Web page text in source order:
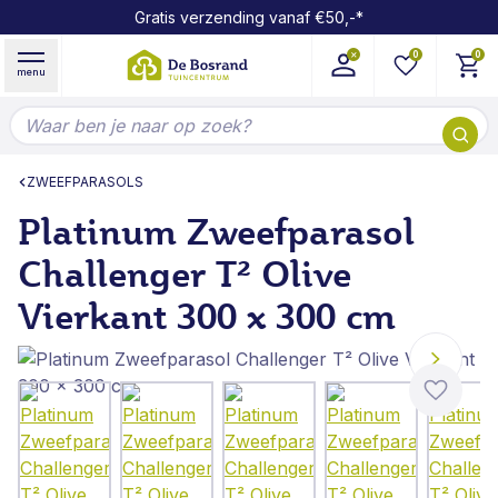
Gratis verzending vanaf €50,-*
Ga naar de inhoud
menu
Doorzoek de hele winkel
0 0
ZWEEFPARASOLS
Platinum Zweefparasol
Challenger T² Olive
Vierkant 300 x 300 cm